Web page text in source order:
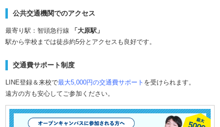
公共交通機関でのアクセス
最寄り駅：智頭急行線
「大原駅」
駅から学校までは徒歩約5分とアクセスも良好です。
交通費サポート制度
LINE登録＆来校で最大5,000円の交通費サポート を受けられます。
遠方の方も安心してご参加ください。